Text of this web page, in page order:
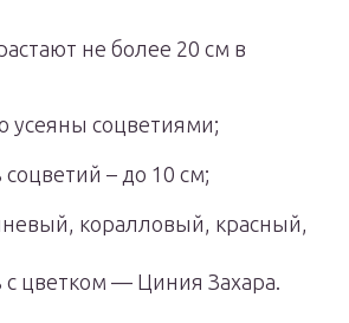
не более 20 см в
усеяны соцветиями;
– до 10 см;
коралловый, красный,
с цветком — Циния Захара.